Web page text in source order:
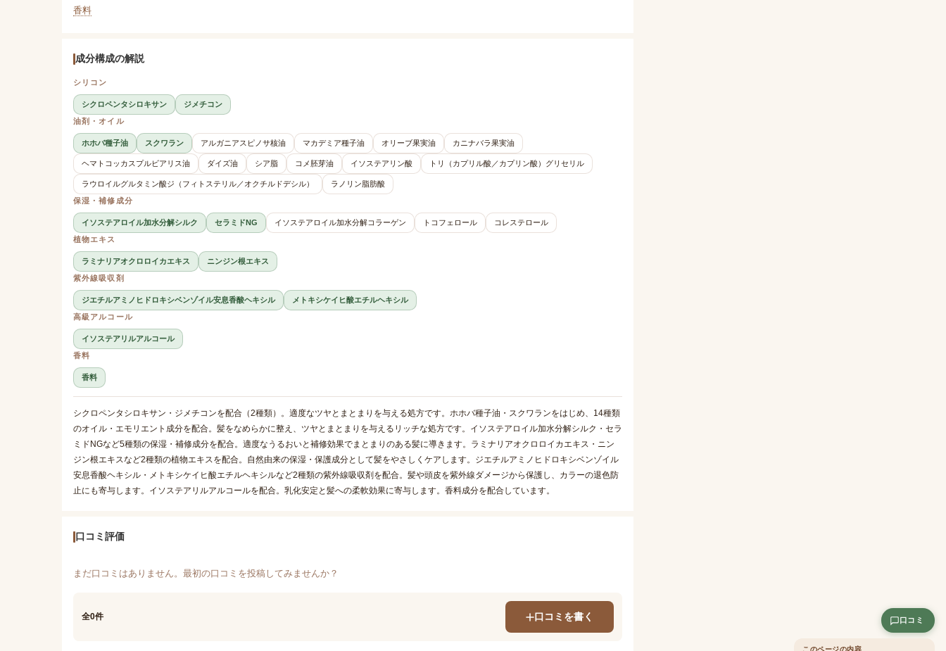
香料
成分構成の解説
シリコン
シクロペンタシロキサン
ジメチコン
油剤・オイル
ホホバ種子油 スクワラン アルガニアスピノサ核油 マカデミア種子油 オリーブ果実油 カニナバラ果実油
ヘマトコッカスプルビアリス油 ダイズ油 シア脂 コメ胚芽油 イソステアリン酸 トリ（カプリル酸／カプリン酸）グリセリル
ラウロイルグルタミン酸ジ（フィトステリル／オクチルドデシル）
ラノリン脂肪酸
保湿・補修成分
イソステアロイル加水分解シルク セラミドNG イソステアロイル加水分解コラーゲン トコフェロール
コレステロール
植物エキス
ラミナリアオクロロイカエキス
ニンジン根エキス
紫外線吸収剤
ジエチルアミノヒドロキシベンゾイル安息香酸ヘキシル
メトキシケイヒ酸エチルヘキシル
高級アルコール
イソステアリルアルコール
香料
香料
シクロペンタシロキサン・ジメチコンを配合（2種類）。適度なツヤとまとまりを与える処方です。ホホバ種子油・スクワランをはじめ、14種類
のオイル・エモリエント成分を配合。髪をなめらかに整え、ツヤとまとまりを与えるリッチな処方です。イソステアロイル加水分解シルク・セラ
ミドNGなど5種類の保湿・補修成分を配合。適度なうるおいと補修効果でまとまりのある髪に導きます。ラミナリアオクロロイカエキス・ニン
ジン根エキスなど2種類の植物エキスを配合。自然由来の保湿・保護成分として髪をやさしくケアします。ジエチルアミノヒドロキシベンゾイル
安息香酸ヘキシル・メトキシケイヒ酸エチルヘキシルなど2種類の紫外線吸収剤を配合。髪や頭皮を紫外線ダメージから保護し、カラーの退色防
止にも寄与します。イソステアリルアルコールを配合。乳化安定と髪への柔軟効果に寄与します。香料成分を配合しています。
口コミ評価
まだ口コミはありません。最初の口コミを投稿してみませんか？
全0件 口コミを書く 口コミ
このページの内容